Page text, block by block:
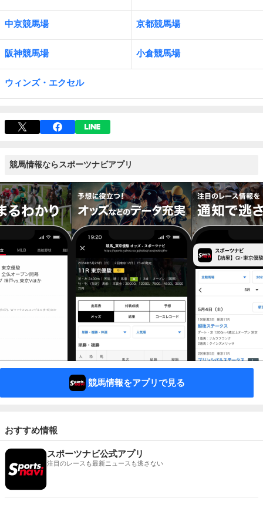
中京競馬場 京都競馬場
阪神競馬場 小倉競馬場
ウィンズ・エクセル
競馬情報ならスポーツナビアプリ
競馬情報をアプリで見る
おすすめ情報
スポーツナビ公式アプリ
注目のレースも最新ニュースも逃さない